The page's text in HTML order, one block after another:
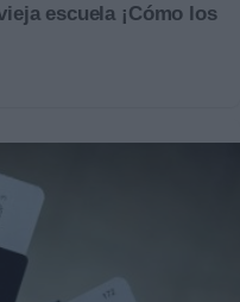
escuela ¡Cómo los